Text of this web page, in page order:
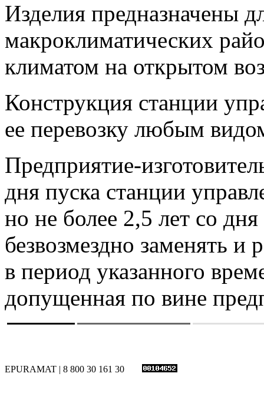
Изделия предназначены
макроклиматических
климатом на открытом
Конструкция станции
ее перевозку любым
Предприятие-
дня пуска станции
но не более 2,5 лет со дня
безвозмездно заменять и
в период указанного
допущенная по вине
EPURAMAT | 8 800 30 161 30